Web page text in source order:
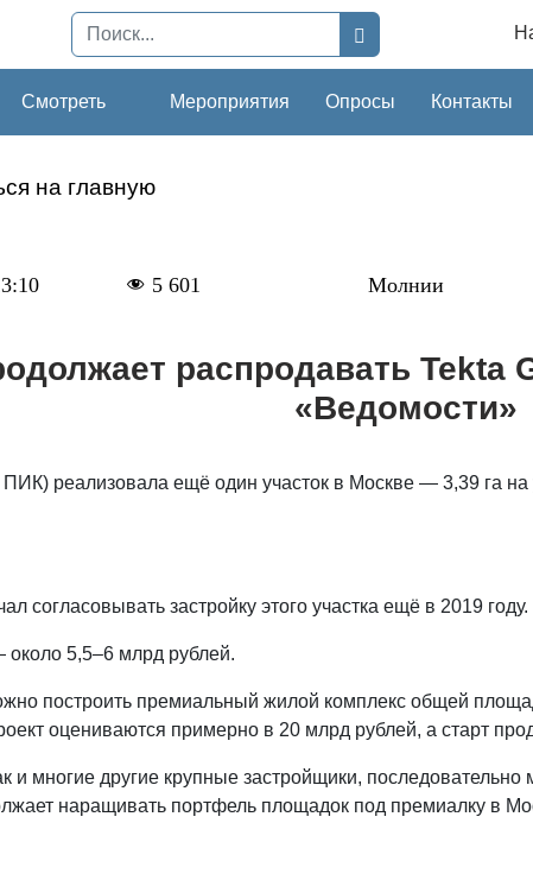
Смотреть Мероприятия Опросы Контакты
на главную
5 601 Молнии
распродавать
«Ведомости»
ПИК) реализовала ещё один участок в Москве — 3,39 га на
согласовывать застройку этого участка ещё в 2019 году.
5,5–6 млрд рублей.
построить премиальный жилой комплекс общей
оцениваются примерно в 20 млрд рублей, а старт
и многие другие крупные застройщики, последовательно
наращивать портфель площадок под премиалку в